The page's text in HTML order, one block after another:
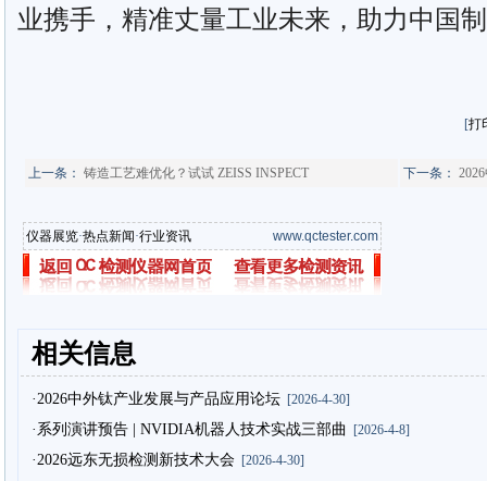
业携手，精准丈量工业未来，助力中国
[打
上一条： 铸造工艺难优化？试试 ZEISS INSPECT 下一条：
仪器展览·热点新闻·行业资讯 www.qctester.com
相关信息
·2026中外钛产业发展与产品应用论坛[2026-4-30]
·系列演讲预告 | NVIDIA机器人技术实战三部曲 [2026-4-8]
·2026远东无损检测新技术大会[2026-4-30]